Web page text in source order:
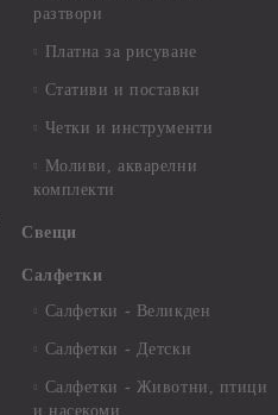
разтвори
Платна за рисуване
Стативи и поставки
Четки и инструменти
Моливи, акварелни
комплекти
Свещи
Салфетки
Салфетки - Великден
Салфетки - Детски
Салфетки - Животни, птици
и насекоми